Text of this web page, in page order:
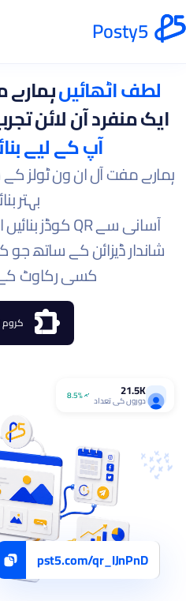
Posty5
لطف اٹھائیں
ایک منفرد آن لائن
آپ کے لیے
ہمارے مفت آل ان ون ٹولز کے
بہتر
شاندار ڈیزائن کے ساتھ
کسی رکاوٹ کے
کروم
21.5K
دوروں کی تعداد 8.5%
pst5.com/qr_IJnPnD